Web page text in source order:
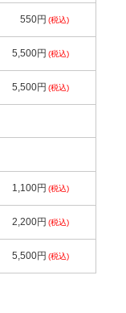
550円 (税込)
5,500円 (税込)
5,500円 (税込)
1,100円 (税込)
2,200円 (税込)
5,500円 (税込)